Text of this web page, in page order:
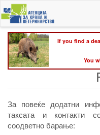
Skip
to
main
content
If you find a
You
За повеќе додатни
таксата и контакти
соодветно барање: